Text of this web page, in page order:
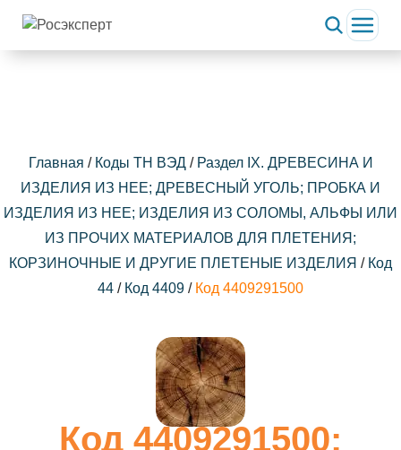
Главная / Коды ТН ВЭД/ Раздел IX. ДРЕВЕСИНА И
ИЗДЕЛИЯ ИЗ НЕЕ; ДРЕВЕСНЫЙ УГОЛЬ; ПРОБКА И
ИЗДЕЛИЯ ИЗ НЕЕ; ИЗДЕЛИЯ ИЗ СОЛОМЫ, АЛЬФЫ ИЛИ
ИЗ ПРОЧИХ МАТЕРИАЛОВ ДЛЯ ПЛЕТЕНИЯ;
КОРЗИНОЧНЫЕ И ДРУГИЕ ПЛЕТЕНЫЕ ИЗДЕЛИЯ / Код
44 / Код 4409 / Код 4409291500
Код 4409291500: